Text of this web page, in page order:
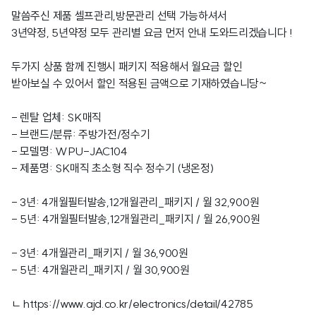
말씀주신 제품 셀프관리,방문관리 선택 가능하셔서
3년약정, 5년약정 모두 관리별 요금 먼저 안내 도와드리겠습니다 !
두가지 상품 함께 진행시 패키지 적용해서 월요금 할인
받아보실 수 있어서 할인 적용된 금액으로 기재하였습니당~
- 렌탈 업체: SK매직
- 브랜드/분류: 주방가전/정수기
- 모델명: WPU-JAC104
- 제품명: SK매직 초소형 직수 정수기 (냉온정)
- 3년: 4개월필터발송,12개월관리_패키지 / 월 32,900원
- 5년: 4개월필터발송,12개월관리_패키지 / 월 26,900원
- 3년: 4개월관리_패키지 / 월 36,900원
- 5년: 4개월관리_패키지 / 월 30,900원
ㄴhttps://www.ajd.co.kr/electronics/detail/42785